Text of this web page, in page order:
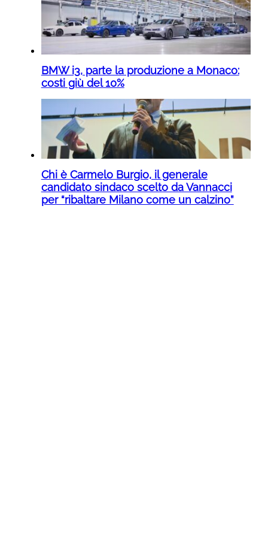
BMW i3, parte la produzione a Monaco:
costi giù del 10%
Chi è Carmelo Burgio, il generale
candidato sindaco scelto da Vannacci
per “ribaltare Milano come un calzino”